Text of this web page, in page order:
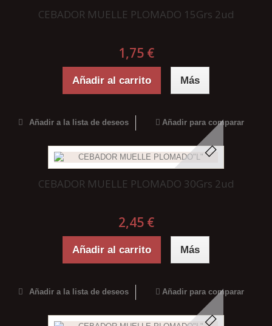
CEBADOR MUELLE PLOMADO 15Grs 2ud
1,75 €
Añadir al carrito Más
Añadir a la lista de deseos Añadir para comparar
CEBADOR MUELLE PLOMADO 30Grs 2ud
2,45 €
Añadir al carrito Más
Añadir a la lista de deseos Añadir para comparar